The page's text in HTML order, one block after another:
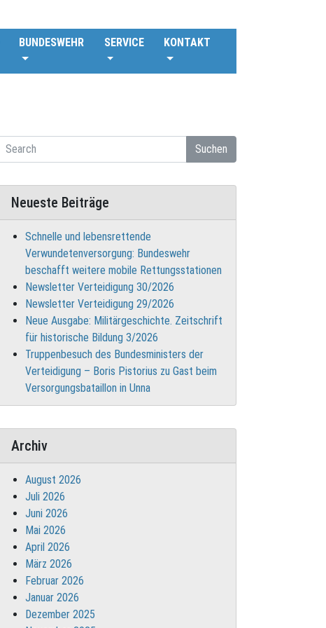
BUNDESWEHR SERVICE KONTAKT
Suchen
Neueste Beiträge
Schnelle und lebensrettende
Verwundetenversorgung: Bundeswehr
beschafft weitere mobile Rettungsstationen
Newsletter Verteidigung 30/2026
Newsletter Verteidigung 29/2026
Neue Ausgabe: Militärgeschichte. Zeitschrift
für historische Bildung 3/2026
Truppenbesuch des Bundesministers der
Verteidigung – Boris Pistorius zu Gast beim
Versorgungsbataillon in Unna
Archiv
August 2026
Juli 2026
Juni 2026
Mai 2026
April 2026
März 2026
Februar 2026
Januar 2026
Dezember 2025